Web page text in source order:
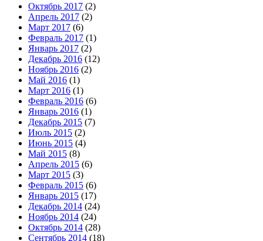
Октябрь 2017 (2)
Апрель 2017 (2)
Март 2017 (6)
Февраль 2017 (1)
Январь 2017 (2)
Декабрь 2016 (12)
Ноябрь 2016 (2)
Май 2016 (1)
Март 2016 (1)
Февраль 2016 (6)
Январь 2016 (1)
Декабрь 2015 (7)
Июль 2015 (2)
Июнь 2015 (4)
Май 2015 (8)
Апрель 2015 (6)
Март 2015 (3)
Февраль 2015 (6)
Январь 2015 (17)
Декабрь 2014 (24)
Ноябрь 2014 (24)
Октябрь 2014 (28)
Сентябрь 2014 (18)